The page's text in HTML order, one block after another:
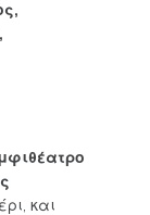
και